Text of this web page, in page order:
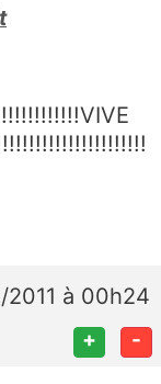
2011 à 00h24
+ -